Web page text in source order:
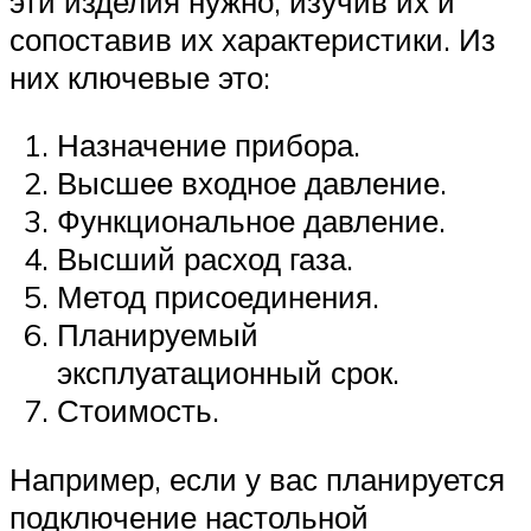
сопоставив их характеристики. Из
них ключевые это:
Назначение прибора.
Высшее входное давление.
Функциональное давление.
Высший расход газа.
Метод присоединения.
Планируемый
эксплуатационный срок.
Стоимость.
Например, если у вас планируется
подключение настольной